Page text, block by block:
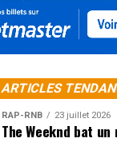
ARTICLES
RAP-RNB 23 juillet 2026
The Weeknd bat